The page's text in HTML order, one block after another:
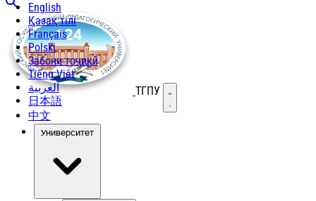
English
Қазақ тілі
Français
Polski
Забони тоҷикӣ
Tiếng Việt
العربية
日本語
中文
ТГПУ Открыть меню
Университет